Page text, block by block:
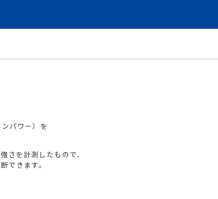
パワー）を
さを計測したもので、
できます。